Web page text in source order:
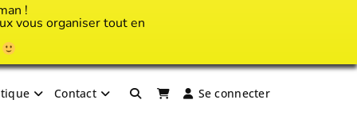
!
vous organiser tout en
Contact Se connecter